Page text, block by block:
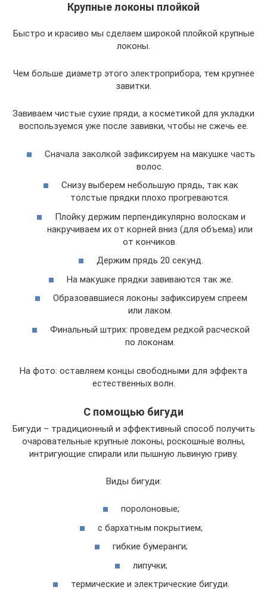
Крупные локоны плойкой
Быстро и красиво мы сделаем широкой плойкой крупные
локоны.
Чем больше диаметр этого электроприбора, тем крупнее
завитки.
Завиваем чистые сухие пряди, а косметикой для укладки
воспользуемся уже после завивки, чтобы не сжечь ее.
Сначала заколкой зафиксируем на макушке часть
волос.
Снизу выберем небольшую прядь, так как
толстые прядки плохо прогреваются.
Плойку держим перпендикулярно волоскам и
накручиваем их от корней вниз (для объема) или
от кончиков.
Держим прядь 20 секунд.
На макушке прядки завиваются так же.
Образовавшиеся локоны зафиксируем спреем
или лаком.
Финальный штрих: проведем редкой расческой
по локонам.
На фото: оставляем концы свободными для эффекта
естественных волн.
С помощью бигуди
Бигуди – традиционный и эффективный способ получить
очаровательные крупные локоны, роскошные волны,
интригующие спирали или пышную львиную гриву.
Виды бигуди:
поролоновые;
с бархатным покрытием;
гибкие бумеранги;
липучки;
термические и электрические бигуди.